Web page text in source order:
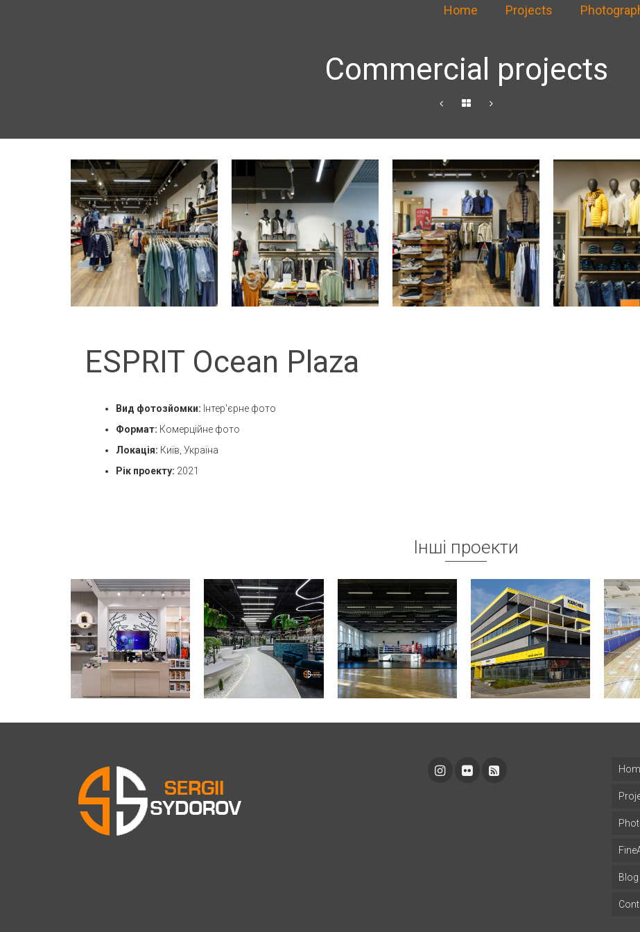
Home Projects
Commercial projects
ESPRIT Ocean Plaza
Вид фотозйомки: Інтер'єрне фото
Формат: Комерційне фото
Локація: Київ, Україна
Рік проекту: 2021
Інші проекти
Blog